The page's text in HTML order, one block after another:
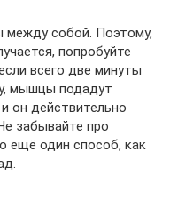
между собой. Поэтому,
попробуйте
всего две минуты
мышцы подадут
он действительно
забывайте про
ещё один способ, как